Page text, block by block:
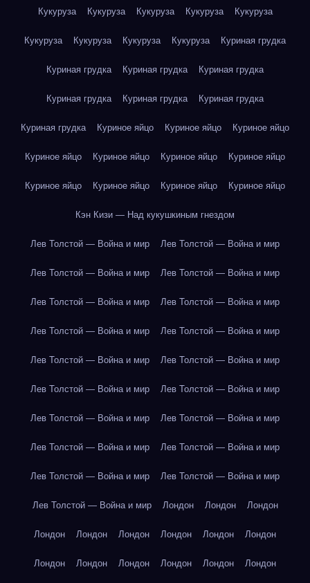
Кукуруза Кукуруза Кукуруза Кукуруза Кукуруза
Кукуруза Кукуруза Кукуруза Кукуруза Куриная грудка
Куриная грудка Куриная грудка Куриная грудка
Куриная грудка Куриная грудка Куриная грудка
Куриная грудка Куриное яйцо Куриное яйцо Куриное яйцо
Куриное яйцо Куриное яйцо Куриное яйцо Куриное яйцо
Куриное яйцо Куриное яйцо Куриное яйцо Куриное яйцо
Кэн Кизи — Над кукушкиным гнездом
Лев Толстой — Война и мир Лев Толстой — Война и мир
Лев Толстой — Война и мир Лев Толстой — Война и мир
Лев Толстой — Война и мир Лев Толстой — Война и мир
Лев Толстой — Война и мир Лев Толстой — Война и мир
Лев Толстой — Война и мир Лев Толстой — Война и мир
Лев Толстой — Война и мир Лев Толстой — Война и мир
Лев Толстой — Война и мир Лев Толстой — Война и мир
Лев Толстой — Война и мир Лев Толстой — Война и мир
Лев Толстой — Война и мир Лев Толстой — Война и мир
Лев Толстой — Война и мир Лондон Лондон Лондон
Лондон Лондон Лондон Лондон Лондон Лондон
Лондон Лондон Лондон Лондон Лондон Лондон